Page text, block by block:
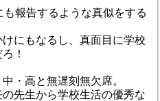
報告するような真似をする
にもなるし、真面目に学校
！
・高と無遅刻無欠席。
先生から学校生活の優秀な